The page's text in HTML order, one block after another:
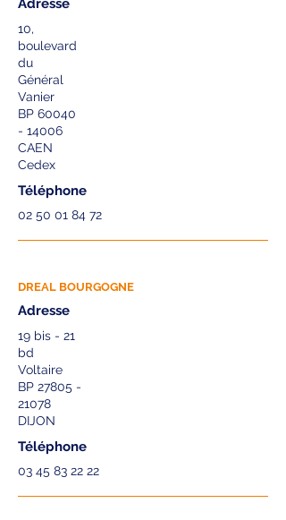
Adresse
10,
boulevard
du
Général
Vanier
BP 60040
- 14006
CAEN
Cedex
Téléphone
02 50 01 84 72
DREAL BOURGOGNE
Adresse
19 bis - 21
bd
Voltaire
BP 27805 -
21078
DIJON
Téléphone
03 45 83 22 22